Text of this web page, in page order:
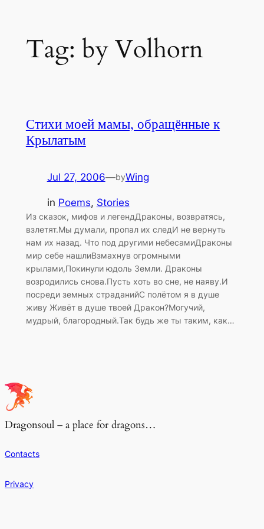
contentTag: by Volhorn
Стихи моей мамы, обращённые к
Крылатым
Jul 27, 2006—byWing
in Poems, Stories
Из сказок, мифов и легендДраконы, возвратясь,
взлетят.Мы думали, пропал их следИ не вернуть
нам их назад. Что под другими небесамиДраконы
мир себе нашлиВзмахнув огромными
крылами,Покинули юдоль Земли. Драконы
возродились снова.Пусть хоть во сне, не наяву.И
посреди земных страданийС полётом я в душе
живу Живёт в душе твоей Дракон?Могучий,
мудрый, благородный.Так будь же ты таким, как…
Dragonsoul – a place for dragons…
Contacts
Privacy